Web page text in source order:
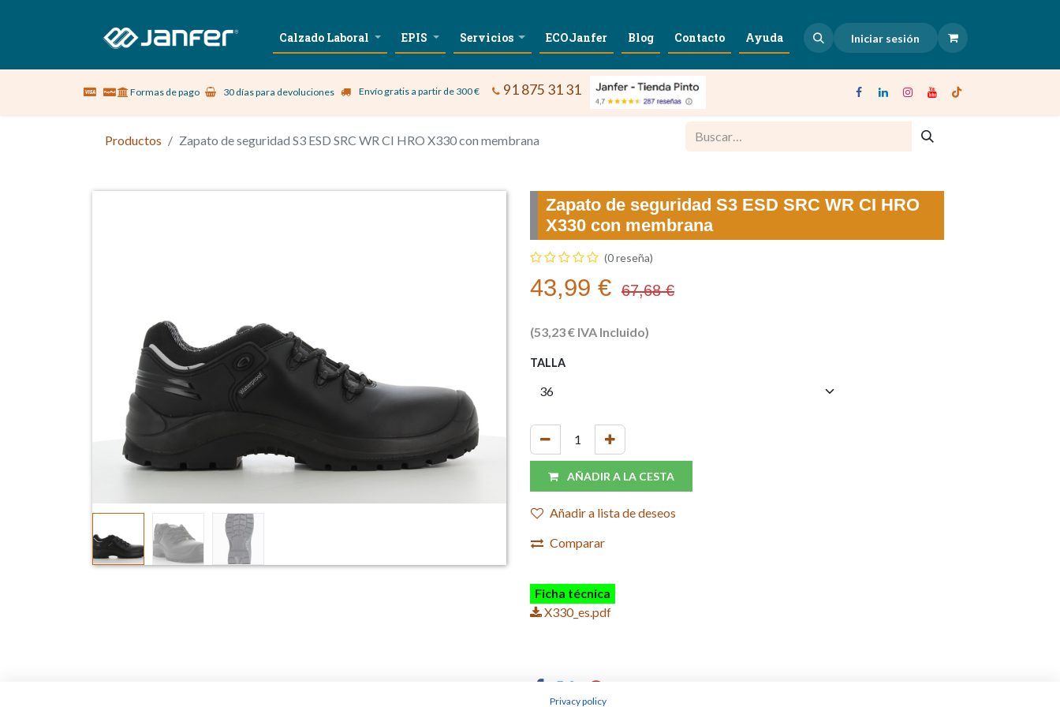
Sobre nosotros Vestuario Laboral Calzado Laboral EPIS Servicios ECOJanfer Blog Contacto Ayuda Iniciar sesión
Formas de pago 30 días para devoluciones Envío gratis a partir de 300 € 91 875 31 31
Productos Zapato de seguridad S3 ESD SRC WR CI HRO X330 con membrana
Zapato de seguridad S3 ESD SRC WR CI HRO
X330 con membrana
(0 reseña)
43,99 € 67,68€
(53,23€ IVA Incluido)
TALLA
AÑADIR A LA CESTA
Añadir a lista de deseos
Comparar
Ficha técnica
X330_es.pdf
Privacy policy